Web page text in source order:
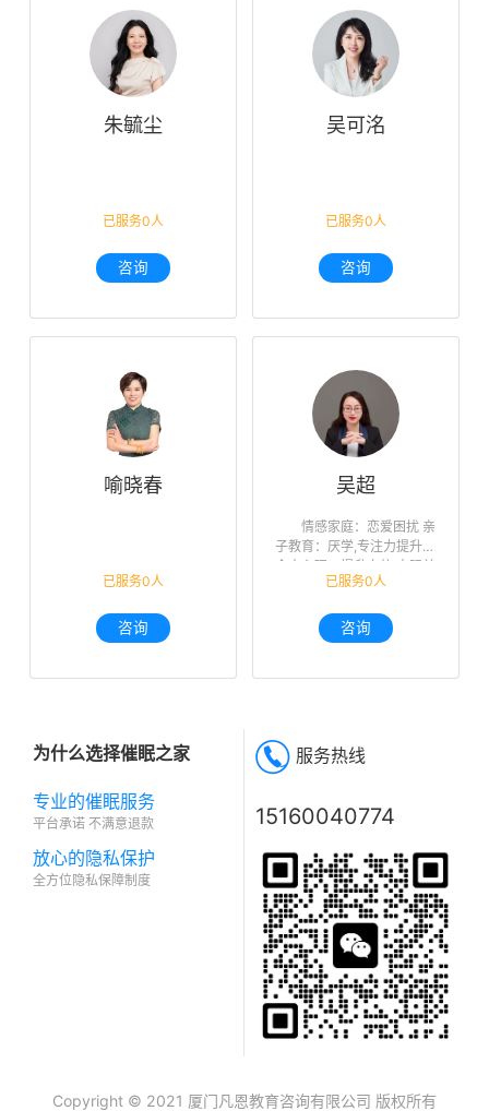
朱毓尘
已服务0人
咨询
吴可洺
已服务0人
咨询
喻晓春
已服务0人
咨询
吴超
情感家庭：恋爱困扰 亲
子教育：厌学,专注力提升
个人心理：提升自信,人际关
系,未来迷茫,职业规划
已服务0人
咨询
为什么选择催眠之家
专业的催眠服务
平台承诺 不满意退款
放心的隐私保护
全方位隐私保障制度
服务热线
15160040774
Copyright © 2021 厦门凡恩教育咨询有限公司 版权所有